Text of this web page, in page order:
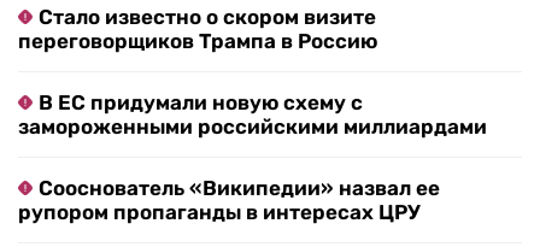
Стало известно о скором визите
переговорщиков Трампа в Россию
В ЕС придумали новую схему с
замороженными российскими миллиардами
Сооснователь «Википедии» назвал ее
рупором пропаганды в интересах ЦРУ